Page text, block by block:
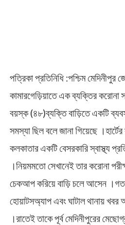
পত্রিকা প্রতিনিধি :পশ্চিম মেদিনীপুর
কামারগেড়িয়াতে এক ব্যক্তির করোনা
বয়স্ক (৪৮)ব্যক্তি বাড়িতে একটি
সমস্যা ছিল বলে জানা গিয়েছে
কলকাতার একটি বেসরকারি স্বাস্থ্য
।নিয়মমতো সেখানেই তার করোনা
চেকআপ করিয়ে বাড়ি চলে আসেন
হোয়াটসঅ্যাপ এবং ঘাটাল থানায়
।রাতেই তাকে পূর্ব মেদিনীপুরের